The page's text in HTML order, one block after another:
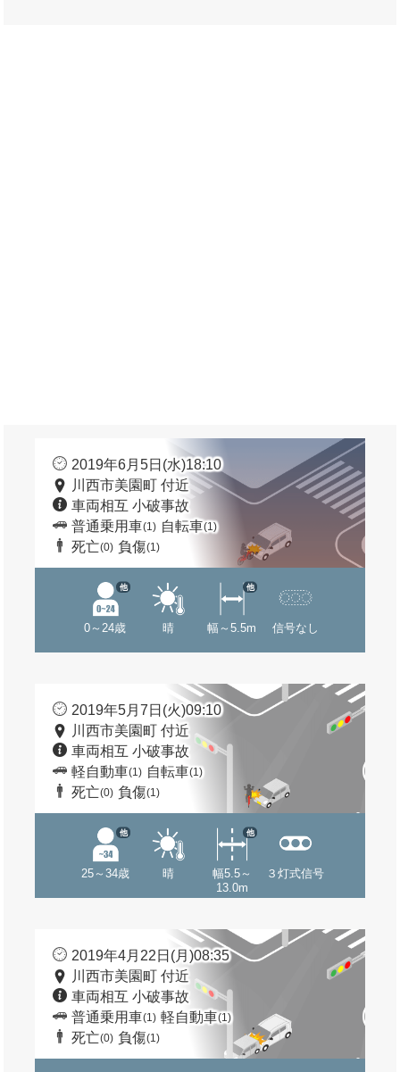
2019年6月5日(水)18:10
川西市美園町 付近
車両相互 小破事故
普通乗用車(1) 自転車(1)
死亡(0) 負傷(1)
0～24歳
他
晴 幅～5.5m
他
信号なし
2019年5月7日(火)09:10
川西市美園町 付近
車両相互 小破事故
軽自動車(1) 自転車(1)
死亡(0) 負傷(1)
25～34歳
他
晴
幅5.5～
13.0m
他
３灯式信号
2019年4月22日(月)08:35
川西市美園町 付近
車両相互 小破事故
普通乗用車(1) 軽自動車(1)
死亡(0) 負傷(1)